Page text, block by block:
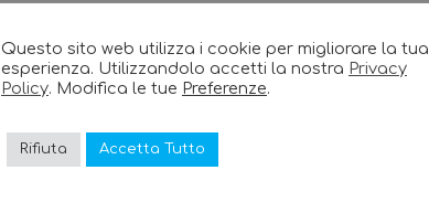
Questo sito web utilizza i cookie per migliorare la tua
esperienza. Utilizzandolo accetti la nostra Privacy
Policy. Modifica le tue Preferenze.
Rifiuta Accetta Tutto